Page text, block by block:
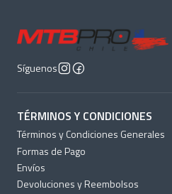
Síguenos
TÉRMINOS Y CONDICIONES
Términos y Condiciones Generales
Formas de Pago
Envíos
Devoluciones y Reembolsos